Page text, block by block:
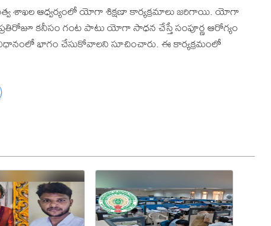
శాఖల ఆధ్వర్యంలో యోగా శిక్షణా కార్యక్రమాలు జరిగాయి. యోగా
ప్రతిరోజూ కనీసం గంట పాటు యోగా సాధన చేస్తే సంపూర్ణ ఆరోగ్యం
విధానంలో భాగం చేసుకోవాలని సూచించారు. ఈ కార్యక్రమంలో